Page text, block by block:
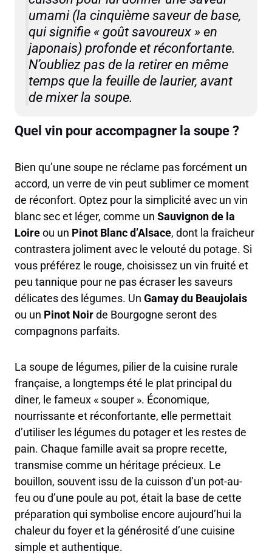
umami (la cinquième saveur de base,
qui signifie « goût savoureux » en
japonais) profonde et réconfortante.
N’oubliez pas de la retirer en même
temps que la feuille de laurier, avant
de mixer la soupe.
Quel vin pour accompagner la soupe ?
Bien qu’une soupe ne réclame pas forcément un
accord, un verre de vin peut sublimer ce moment
de réconfort. Optez pour la simplicité avec un vin
blanc sec et léger, comme un Sauvignon de la
Loireou un Pinot Blanc d’Alsace, dont la fraîcheur
contrastera joliment avec le velouté du potage. Si
vous préférez le rouge, choisissez un vin fruité et
peu tannique pour ne pas écraser les saveurs
délicates des légumes. Un Gamay du Beaujolais
ou un Pinot Noirde Bourgogne seront des
compagnons parfaits.
La soupe de légumes, pilier de la cuisine rurale
française, a longtemps été le plat principal du
dîner, le fameux « souper ». Économique,
nourrissante et réconfortante, elle permettait
d’utiliser les légumes du potager et les restes de
pain. Chaque famille avait sa propre recette,
transmise comme un héritage précieux. Le
bouillon, souvent issu de la cuisson d’un pot-au-
feu ou d’une poule au pot, était la base de cette
préparation qui symbolise encore aujourd’hui la
chaleur du foyer et la générosité d’une cuisine
simple et authentique.